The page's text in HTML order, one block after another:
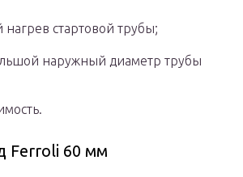
стартовой трубы;
наружный диаметр трубы
60 мм